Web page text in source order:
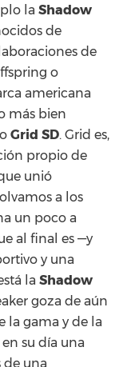
la Shadow
de
de
o
americana
más bien
o Grid SD. Grid es,
propio de
unió
a los
un poco a
al final es —y
y una
la Shadow
goza de aún
la gama y de la
su día una
de una